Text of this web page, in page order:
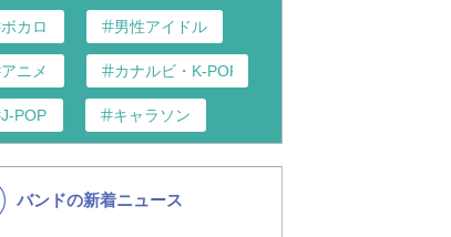
ボカロ 男性アイドル
アニメ カナルビ・K-POP和訳
J-POP キャラソン
K-POP 演歌・歌謡
バンドの新着ニュース